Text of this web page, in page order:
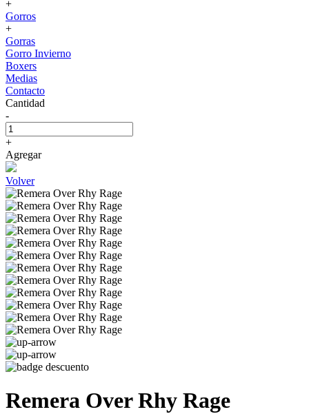
+
Gorros
+
Gorras
Gorro Invierno
Boxers
Medias
Contacto
Cantidad
-
+
Agregar
Volver
Remera Over Rhy Rage